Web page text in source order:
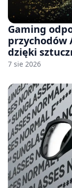
Gaming
przychodów
dzięki
7 sie 2026